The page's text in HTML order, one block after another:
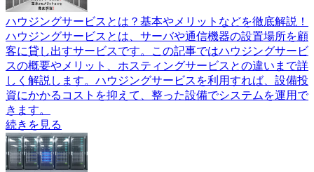
ハウジングサービスとは？基本やメリットなどを徹底解説！
ハウジングサービスとは、サーバや通信機器の設置場所を顧
客に貸し出すサービスです。この記事ではハウジングサービ
スの概要やメリット、ホスティングサービスとの違いまで詳
しく解説します。ハウジングサービスを利用すれば、設備投
資にかかるコストを抑えて、整った設備でシステムを運用で
きます。
続きを見る